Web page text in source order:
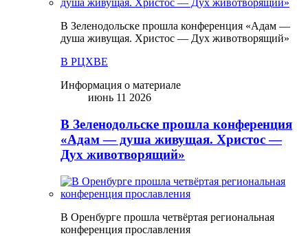
В Зеленодольске прошла конференция «Адам —
душа живущая. Христос — Дух животворящий»
В РЦХВЕ
Информация о материале
июнь 11 2026
В Зеленодольске прошла конференция
«Адам — душа живущая. Христос —
Дух животворящий»
В Оренбурге прошла четвёртая региональная
конференция прославления